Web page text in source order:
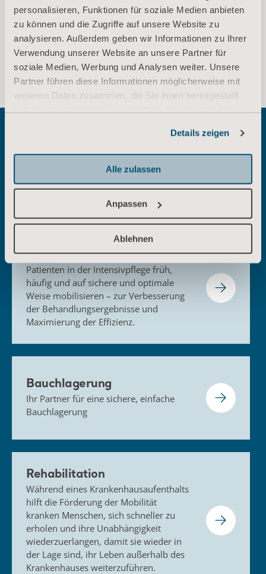
personalisieren, Funktionen für soziale Medien anbieten
zu können und die Zugriffe auf unsere Website zu
analysieren. Außerdem geben wir Informationen zu Ihrer
Verwendung unserer Website an unsere Partner für
soziale Medien, Werbung und Analysen weiter. Unsere
Partner führen diese Informationen möglicherweise mit
weiteren Daten zusammen, die Sie ihnen bereitgestellt
Details zeigen
Alle zulassen
Anpassen
Ablehnen
DOWNLOAD
* Bitte wenden Sie sich an Ihren Vertriebspartner vor Ort, ob das Produkt
in Ihrem Land verfügbar ist.
Verwandte Lösungen
entdecken
Frühmobilisierung
Patienten in der Intensivpflege früh,
häufig und auf sichere und optimale
Weise mobilisieren – zur Verbesserung
der Behandlungsergebnisse und
Maximierung der Effizienz.
Bauchlagerung
Ihr Partner für eine sichere, einfache
Bauchlagerung
Rehabilitation
Während eines Krankenhausaufenthalts
hilft die Förderung der Mobilität
kranken Menschen, sich schneller zu
erholen und ihre Unabhängigkeit
wiederzuerlangen, damit sie wieder in
der Lage sind, ihr Leben außerhalb des
Krankenhauses weiterzuführen.